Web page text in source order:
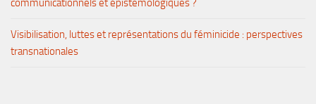
communicationnels et épistemologiques ?
Visibilisation, luttes et représentations du féminicide : perspectives
transnationales